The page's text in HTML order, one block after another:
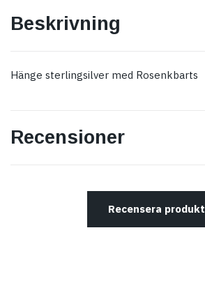
Beskrivning
Hänge sterlingsilver med Rosenkbarts
Recensioner
Recensera produkt